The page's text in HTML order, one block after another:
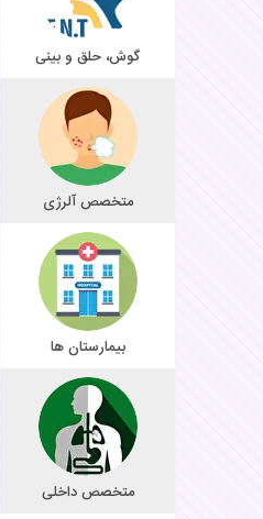
گوش، حلق و بینی
متخصص آلرژی
بیمارستان ها
متخصص داخلی